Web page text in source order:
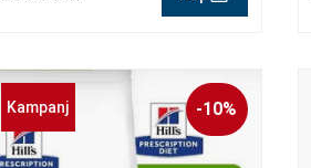
Kampanj -10%